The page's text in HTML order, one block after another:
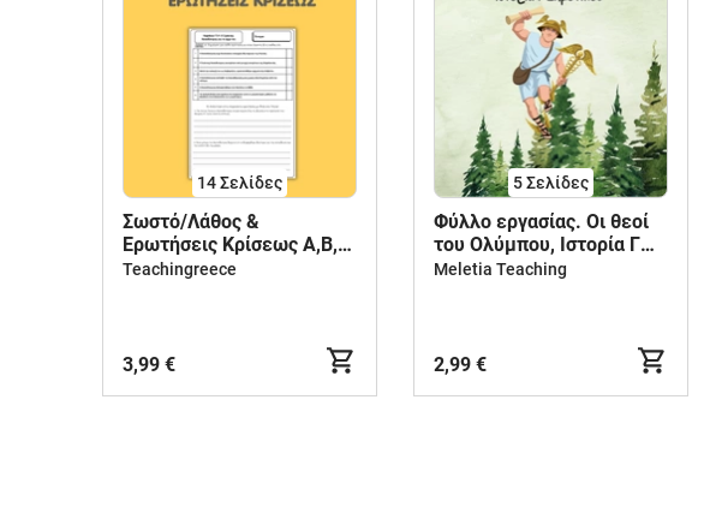
14Σελίδες
Σωστό/Λάθος &
Ερωτήσεις Κρίσεως Α,Β,Γ
Ενότητα [Ιστορία ΣΤ
Teachingreece
3,99 €
5Σελίδες
Φύλλο εργασίας. Οι θεοί
του Ολύμπου, Ιστορία Γ
Δημοτικού
Meletia Teaching
2,99 €